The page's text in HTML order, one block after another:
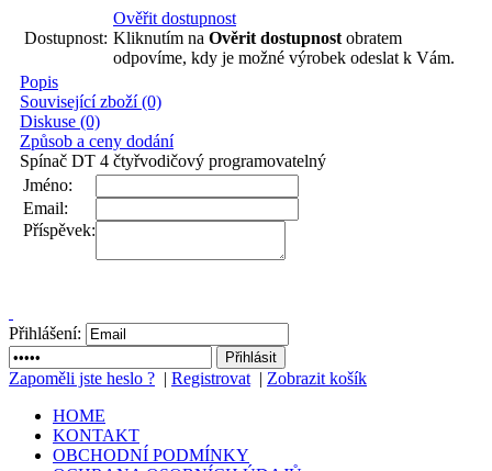
Dostupnost:
Ověřit dostupnost
Kliknutím na Ověrit dostupnost obratem
odpovíme, kdy je možné výrobek odeslat k Vám.
Popis
Související zboží (0)
Diskuse (0)
Způsob a ceny dodání
Spínač DT 4 čtyřvodičový programovatelný
Jméno:
Email:
Příspěvek:
Přihlášení:
Zapoměli jste heslo ? | Registrovat | Zobrazit košík
HOME
KONTAKT
OBCHODNÍ PODMÍNKY